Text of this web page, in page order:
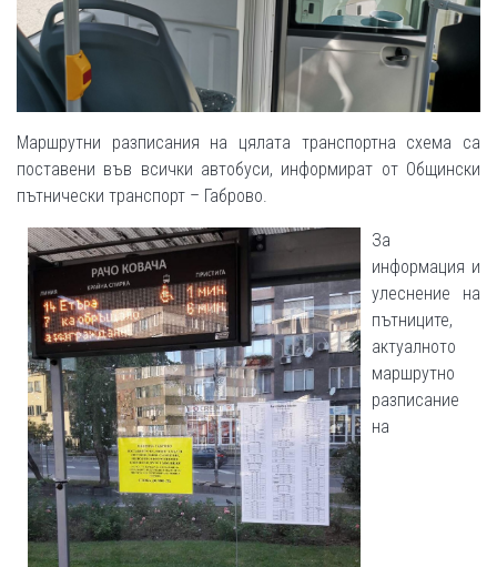
Маршрутни разписания на цялата транспортна схема са
поставени във всички автобуси, информират от Общински
пътнически транспорт – Габрово.
За
информация и
улеснение на
пътниците,
актуалното
маршрутно
разписание
на